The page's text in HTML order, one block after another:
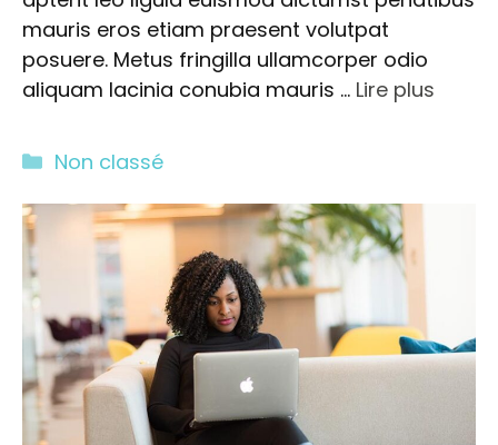
mauris eros etiam praesent volutpat
posuere. Metus fringilla ullamcorper odio
aliquam lacinia conubia mauris … Lire plus
Catégories
Non classé